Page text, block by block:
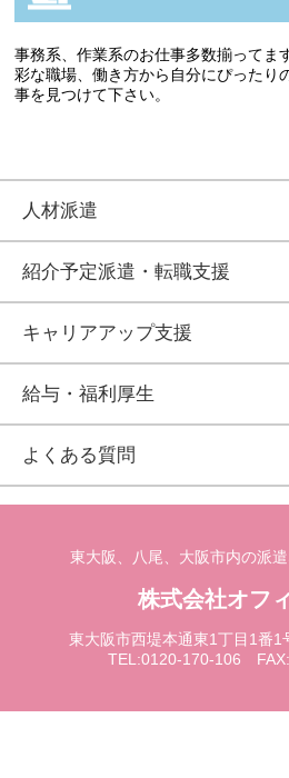
事務系、作業系のお仕事多数揃ってま
彩な職場、働き方から自分にぴったり
事を見つけて下さい。
人材派遣
紹介予定派遣・転職支援
キャリアアップ支援
給与・福利厚生
よくある質問
東大阪、八尾、大阪市内の派
株式会社オフ
東大阪市西堤本通東1丁目1番1
TEL:0120-170-106